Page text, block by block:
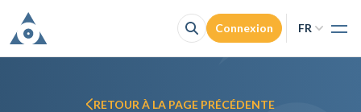
Connexion FR
NL
RETOUR À LA PAGE PRÉCÉDENTE